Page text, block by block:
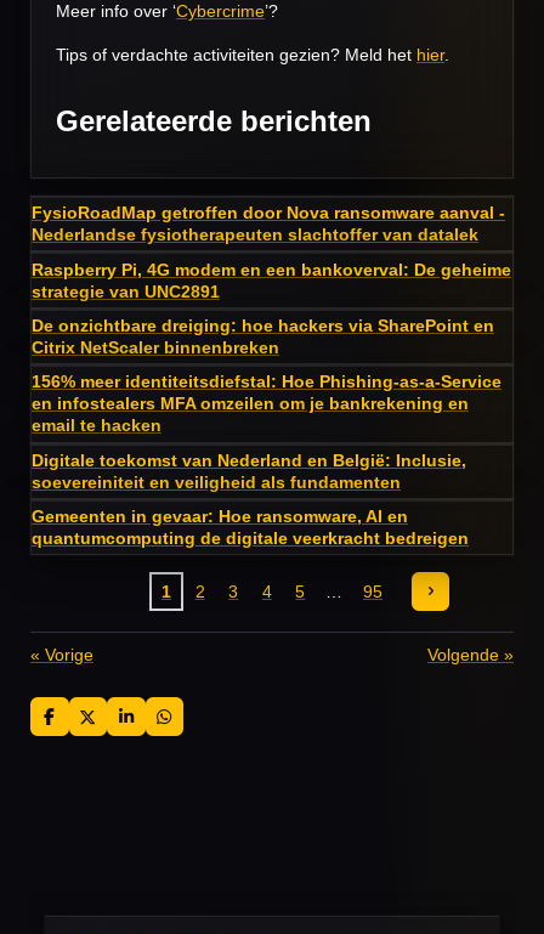
Meer info over ‘Cybercrime’?
Tips of verdachte activiteiten gezien? Meld het hier.
Gerelateerde berichten
FysioRoadMap getroffen door Nova ransomware aanval -
Nederlandse fysiotherapeuten slachtoffer van datalek
Raspberry Pi, 4G modem en een bankoverval: De geheime
strategie van UNC2891
De onzichtbare dreiging: hoe hackers via SharePoint en
Citrix NetScaler binnenbreken
156% meer identiteitsdiefstal: Hoe Phishing-as-a-Service
en infostealers MFA omzeilen om je bankrekening en
email te hacken
Digitale toekomst van Nederland en België: Inclusie,
soevereiniteit en veiligheid als fundamenten
Gemeenten in gevaar: Hoe ransomware, AI en
quantumcomputing de digitale veerkracht bedreigen
1 2 3 4 5 95
« Vorige Volgende »
D
e
D
e
S
h
D
e